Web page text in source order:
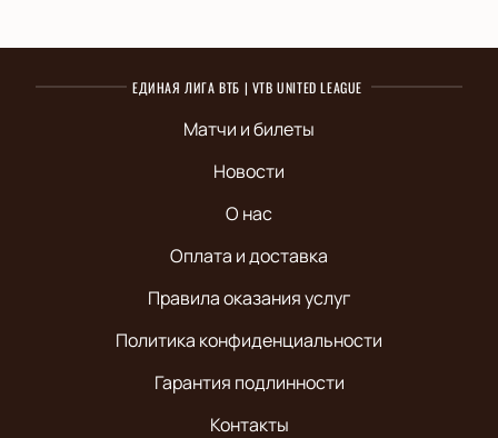
ЕДИНАЯ ЛИГА ВТБ | VTB UNITED LEAGUE
Матчи и билеты
Новости
О нас
Оплата и доставка
Правила оказания услуг
Политика конфиденциальности
Гарантия подлинности
Контакты